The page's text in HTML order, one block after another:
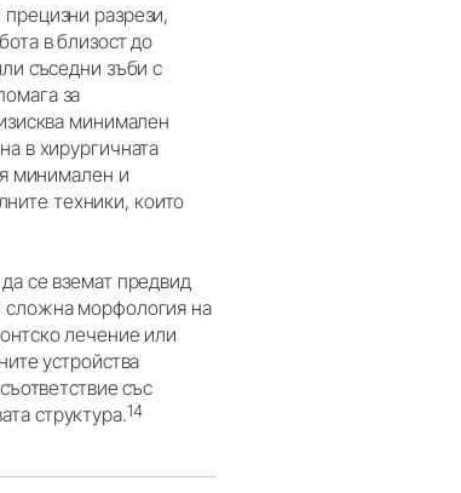
разрези,
в близост до
съседни зъби с
за
минимален
в хирургичната
минимален и
техники, които
се вземат предвид
сложна морфология на
лечение или
устройства
със
структура.14